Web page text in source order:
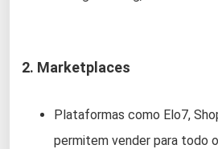
2. Marketplaces
Plataformas como Elo7,
permitem vender para todo